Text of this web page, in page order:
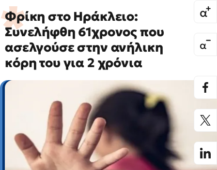
Φρίκη στο Ηράκλειο:
Συνελήφθη 61χρονος που
ασελγούσε στην ανήλικη
κόρη του για 2 χρόνια